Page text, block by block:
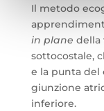
Il metodo
in plane della
sottocostale,
e la punta del
giunzione
inferiore.